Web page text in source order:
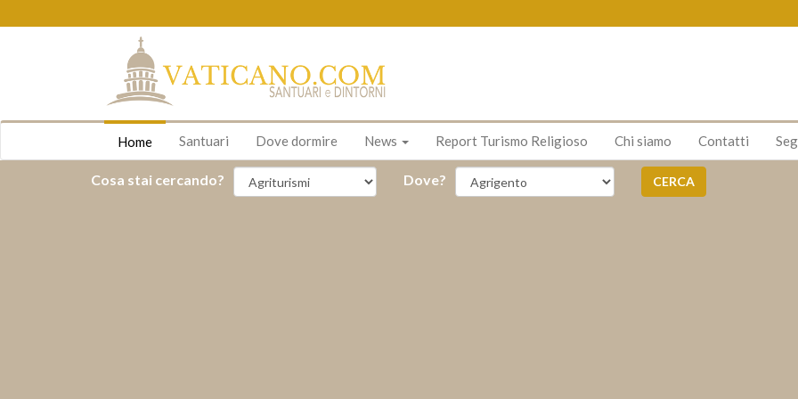
Home Santuari Dove dormire News Report Turismo Religioso Chi siamo Contatti
Cosa stai cercando? Dove? CERCA